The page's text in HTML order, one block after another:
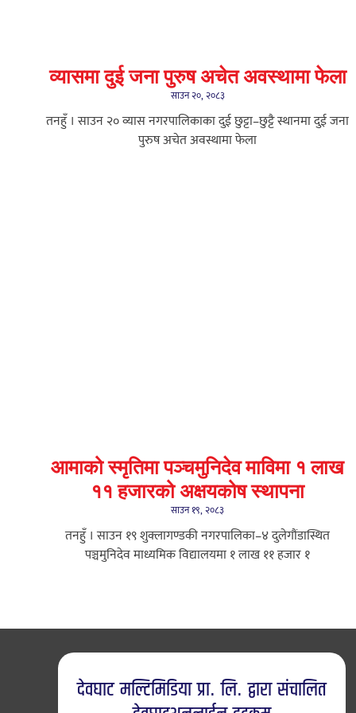
व्यासमा दुई जना पुरुष अचेत अवस्थामा फेला
साउन २०, २०८३
तनहुँ । साउन २० व्यास नगरपालिकाका दुई छुट्टा–छुट्टै स्थानमा दुई जना
पुरुष अचेत अवस्थामा फेला
आमाको स्मृतिमा पञ्चमुनिदेव माविमा १ लाख
११ हजारको अक्षयकोष स्थापना
साउन १९, २०८३
तनहुँ । साउन १९ शुक्लागण्डकी नगरपालिका–४ दुलेगौंडास्थित
पञ्चमुनिदेव माध्यमिक विद्यालयमा १ लाख ११ हजार १
देवघाट मल्टिमिडिया प्रा. लि. द्वारा संचालित